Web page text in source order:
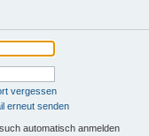
vergessen
erneut senden
automatisch anmelden